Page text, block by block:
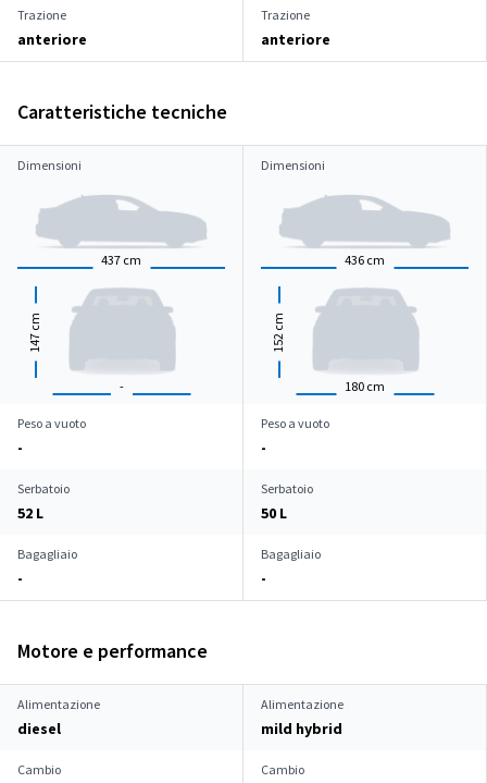
Trazione
anteriore
Trazione
anteriore
Caratteristiche tecniche
Dimensioni
437 cm
-
147
cm
Dimensioni
436 cm
180 cm
152
cm
Peso a vuoto
-
Peso a vuoto
-
Serbatoio
52 L
Serbatoio
50 L
Bagagliaio
-
Bagagliaio
-
Motore e performance
Alimentazione
diesel
Alimentazione
mild hybrid
Cambio Cambio